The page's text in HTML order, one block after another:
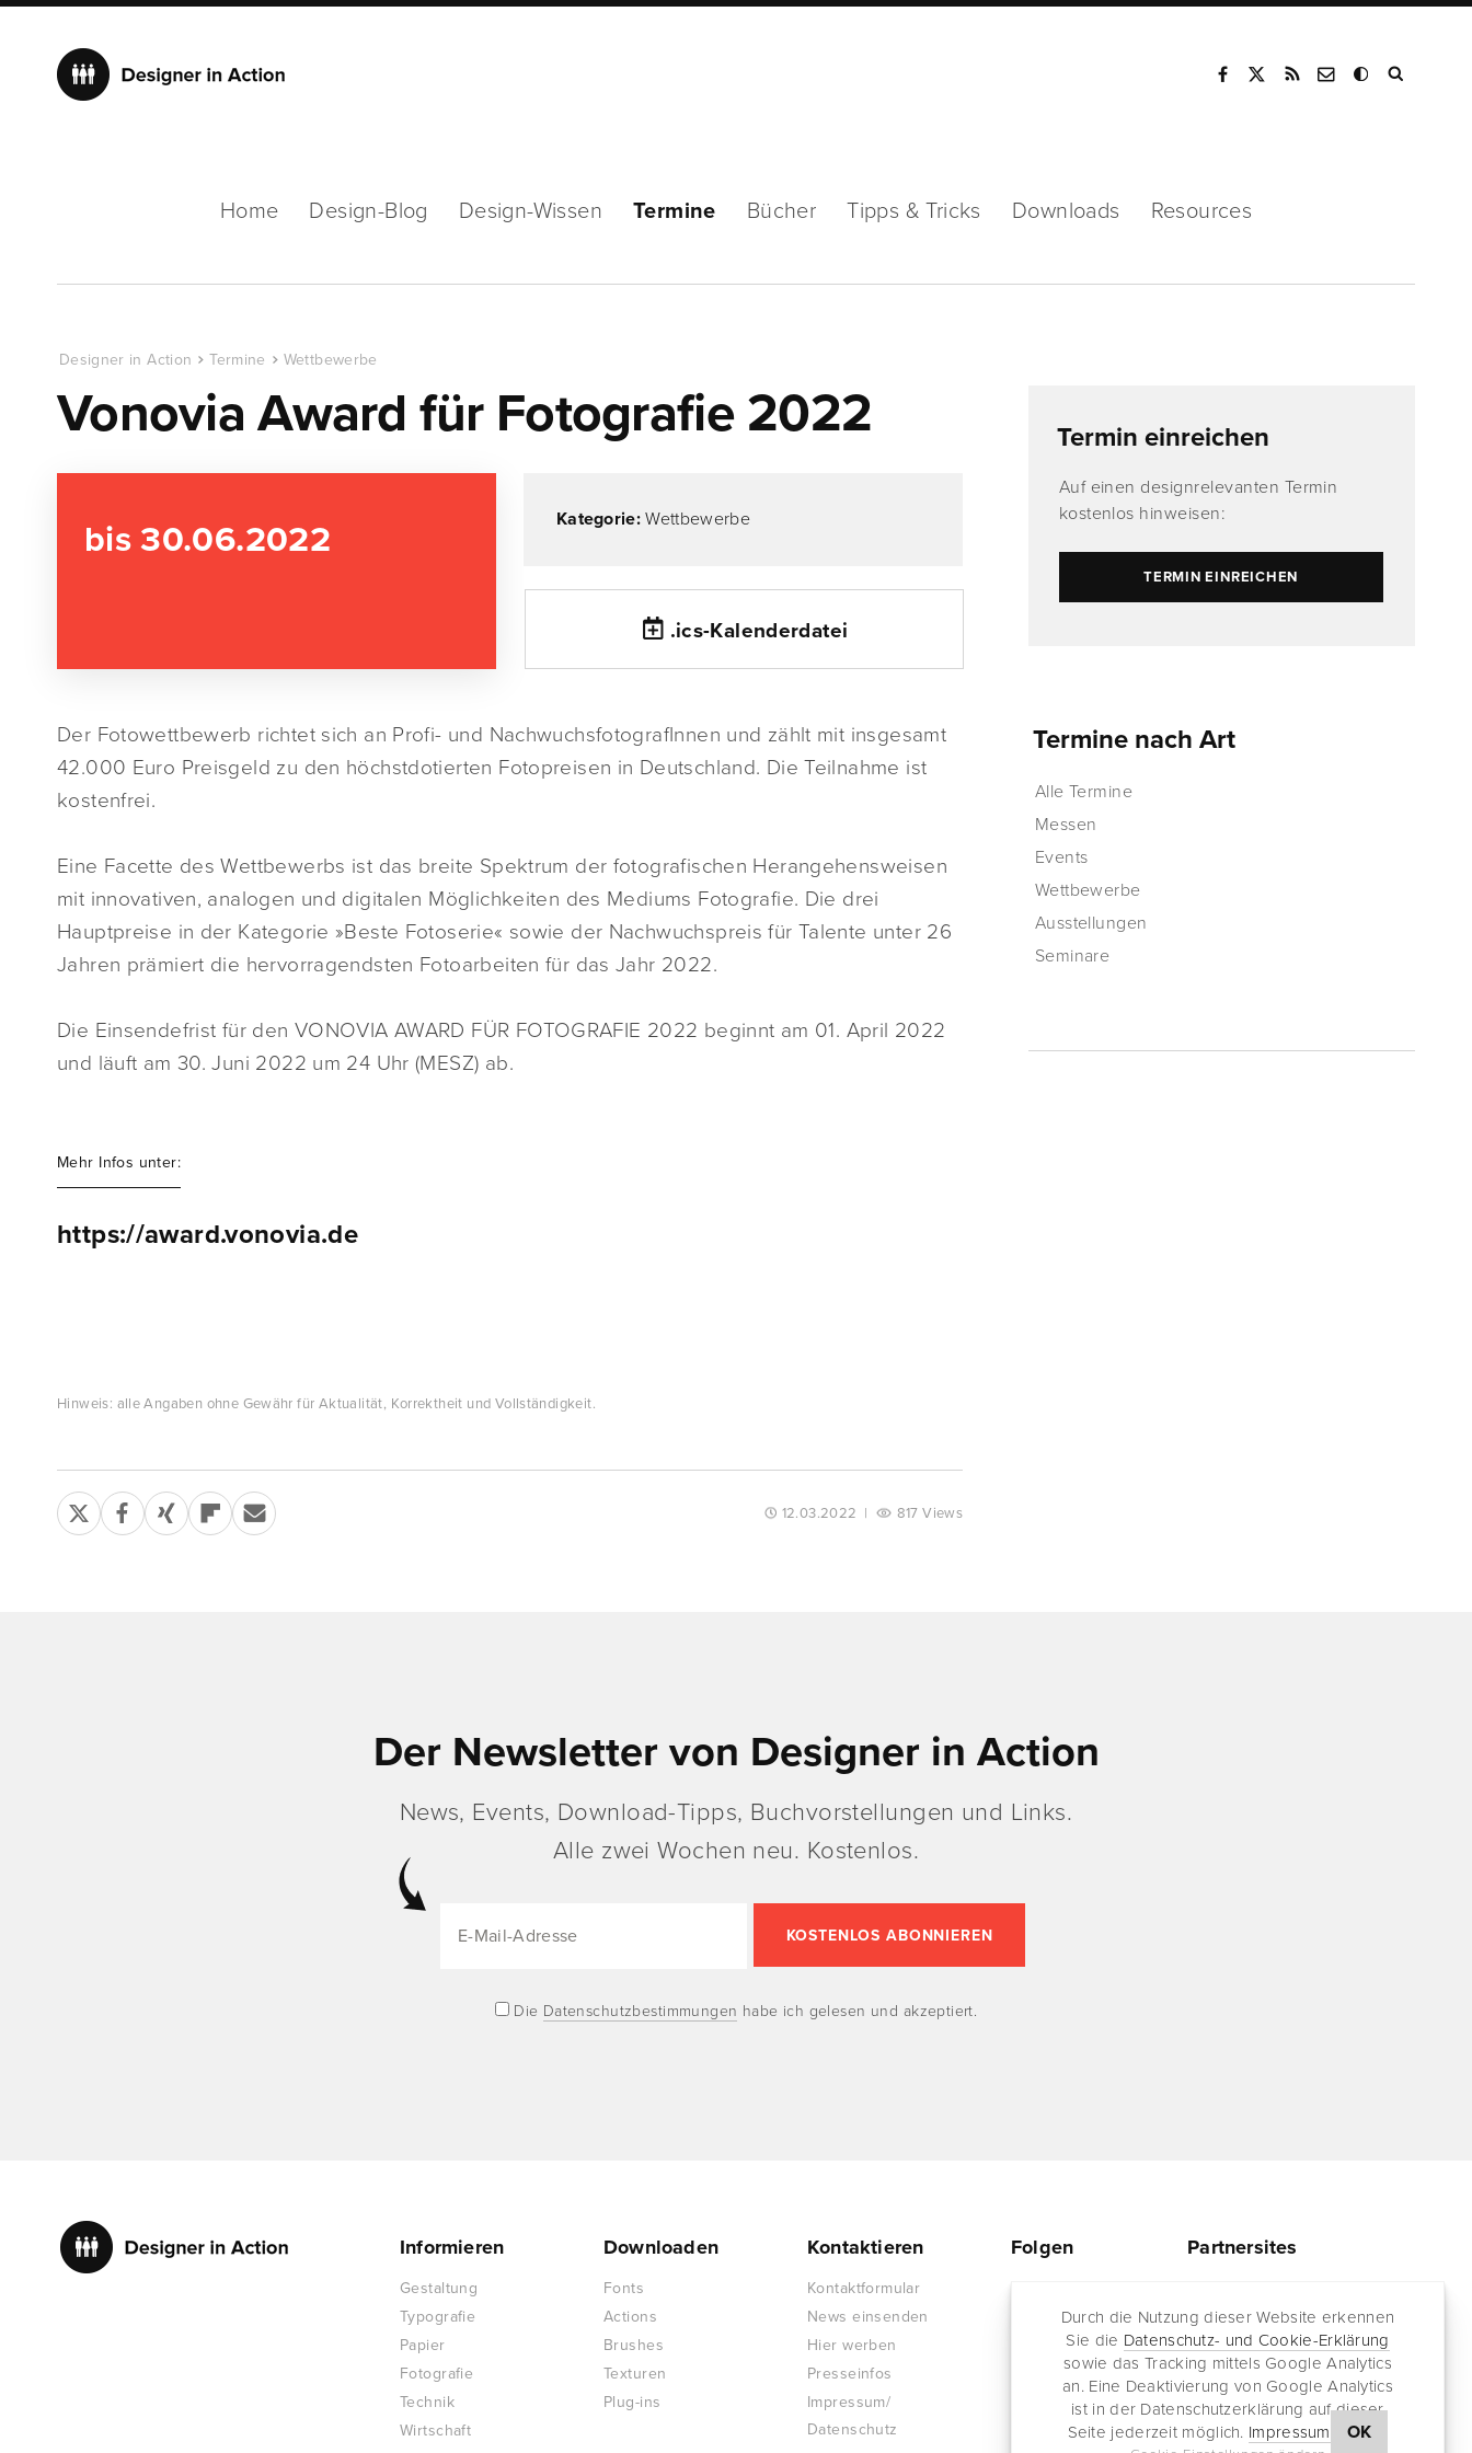
Durch die Nutzung dieser Website erkennen
Sie die Datenschutz- und Cookie-Erklärung
sowie das Tracking mittels Google Analytics
an. Eine Deaktivierung von Google Analytics
ist in der Datenschutzerklärung auf dieser
Seite jederzeit möglich. Impressum OK
Home Design-Blog Design-Wissen Termine Bücher Tipps & Tricks Downloads Resources
Designer in Action Termine Wettbewerbe
Vonovia Award für Fotografie 2022
bis 30.06.2022 Kategorie:Wettbewerbe
.ics-Kalenderdatei
Der Fotowettbewerb richtet sich an Profi- und NachwuchsfotografInnen und zählt mit insgesamt
42.000 Euro Preisgeld zu den höchstdotierten Fotopreisen in Deutschland. Die Teilnahme ist
kostenfrei.
Eine Facette des Wettbewerbs ist das breite Spektrum der fotografischen Herangehensweisen
mit innovativen, analogen und digitalen Möglichkeiten des Mediums Fotografie. Die drei
Hauptpreise in der Kategorie »Beste Fotoserie« sowie der Nachwuchspreis für Talente unter 26
Jahren prämiert die hervorragendsten Fotoarbeiten für das Jahr 2022.
Die Einsendefrist für den VONOVIA AWARD FÜR FOTOGRAFIE 2022 beginnt am 01. April 2022
und läuft am 30. Juni 2022 um 24 Uhr (MESZ) ab.
Mehr Infos unter:
https://award.vonovia.de
Hinweis: alle Angaben ohne Gewähr für Aktualität, Korrektheit und Vollständigkeit.
12.03.2022 | 817 Views
Termin einreichen
Auf einen designrelevanten Termin
kostenlos hinweisen:
TERMIN EINREICHEN
Termine nach Art
Alle Termine
Messen
Events
Wettbewerbe
Ausstellungen
Seminare
Der Newsletter von Designer in Action
News, Events, Download-Tipps, Buchvorstellungen und Links.
Alle zwei Wochen neu. Kostenlos.
Die Datenschutzbestimmungen habe ich gelesen und akzeptiert.
Informieren
Gestaltung
Typografie
Papier
Fotografie
Technik
Wirtschaft
Downloaden
Fonts
Actions
Brushes
Texturen
Plug-ins
Kontaktieren
Kontaktformular
News einsenden
Hier werben
Presseinfos
Impressum/
Datenschutz
Folgen
Facebook
RSS-Feed
Newsletter
Partnersites
Jazz for me